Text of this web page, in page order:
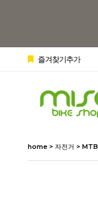
즐겨찾기추가
home > 자전거 > MTB